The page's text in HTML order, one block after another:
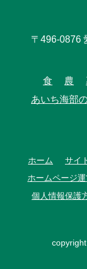
〒496-0876
食 農
あいち海部
ホーム サイ
ホームページ
個人情報保護